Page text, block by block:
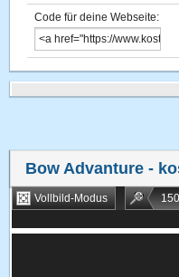
Code für deine Webseite:
Bow Advanture -
Vollbild-Modus